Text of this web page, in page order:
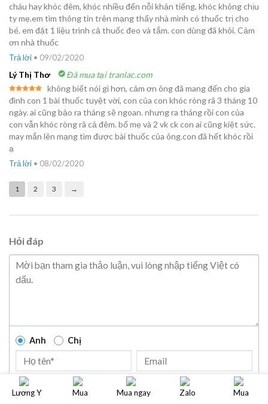
Được xếp
hạng 5 5
sao
cháu hay khóc đêm, khóc nhiều đến nỗi khản tiếng, khóc không chịu
ty mẹ.em tìm thông tin trên mạng thấy nhà mình có thuốc trị cho
bé. em đặt 1 liệu trình cả thuốc đeo và tắm. con dùng đã khỏi. Cảm
ơn nhà thuốc
Trả lời • 09/02/2020
Lý Thị Thơ Đã mua tại tranlac.com
Được xếp
hạng 55
sao
không biết nói gì hơn, cảm ơn ông đã mang đến cho gia
đình con 1 bài thuốc tuyệt vời, con của con khóc ròng rã 3 tháng 10
ngày. ai cũng bảo ra tháng sẽ ngoan. nhưng ra tháng rồi con của
con vẫn khóc ròng rã cả đêm. bố mẹ và 2 vk ck con ai cũng kiệt sức.
may mắn lên mạng tìm được bài thuốc của ông.con đã hết khóc rồi
ạ
Trả lời • 08/02/2020
1 2 3 →
Hỏi đáp
Anh Chị
GỬI
Lương Y Mua Mua ngay Zalo Mua